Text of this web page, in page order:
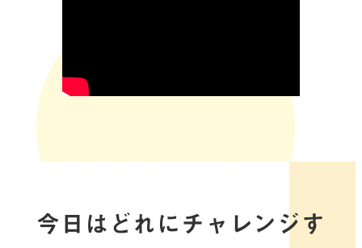
今日はどれにチャレンジす